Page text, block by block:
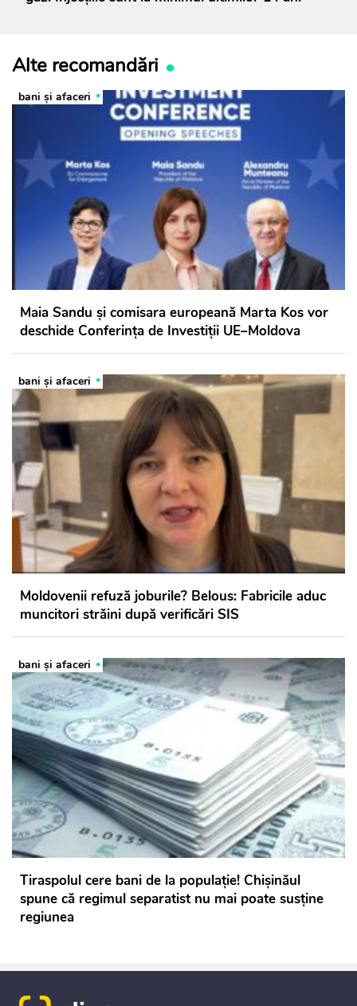
Alte recomandări
bani și afaceri
Maia Sandu și comisara europeană Marta Kos vor
deschide Conferința de Investiții UE–Moldova
bani și afaceri
Moldovenii refuză joburile? Belous: Fabricile aduc
muncitori străini după verificări SIS
bani și afaceri
Tiraspolul cere bani de la populație! Chișinăul
spune că regimul separatist nu mai poate susține
regiunea